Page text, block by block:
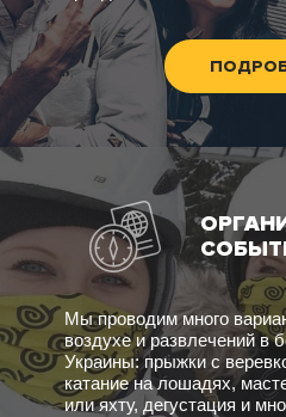
Мы проводим много
воздухе и развлечений в
Украины: прыжки с
катание на лошадях,
или яхту, дегустация и